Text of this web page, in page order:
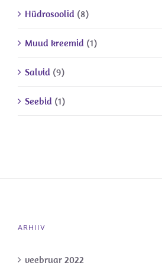
Hüdrosoolid (8)
Muud kreemid (1)
Salvid (9)
Seebid (1)
ARHIIV
veebruar 2022